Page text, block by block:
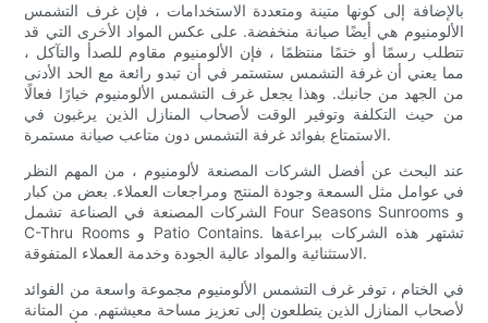
بالإضافة إلى كونها متينة ومتعددة الاستخدامات ، فإن غرف التشمس
الألومنيوم هي أيضًا صيانة منخفضة. على عكس المواد الأخرى التي قد
تتطلب رسمًا أو ختمًا منتظمًا ، فإن الألومنيوم مقاوم للصدأ والتآكل ،
مما يعني أن غرفة التشمس ستستمر في أن تبدو رائعة مع الحد الأدنى
من الجهد من جانبك. وهذا يجعل غرف التشمس الألومنيوم خيارًا فعالًا
من حيث التكلفة وتوفير الوقت لأصحاب المنازل الذين يرغبون في
الاستمتاع بفوائد غرفة التشمس دون متاعب صيانة مستمرة.
عند البحث عن أفضل الشركات المصنعة لألومنيوم ، من المهم النظر
في عوامل مثل السمعة وجودة المنتج ومراجعات العملاء. بعض من كبار
الشركات المصنعة في الصناعة تشمل Four Seasons Sunrooms و
C-Thru Rooms و Patio Contains. تشتهر هذه الشركات ببراعةها
الاستثنائية والمواد عالية الجودة وخدمة العملاء المتفوقة.
في الختام ، توفر غرف التشمس الألومنيوم مجموعة واسعة من الفوائد
لأصحاب المنازل الذين يتطلعون إلى تعزيز مساحة معيشتهم. من المتانة